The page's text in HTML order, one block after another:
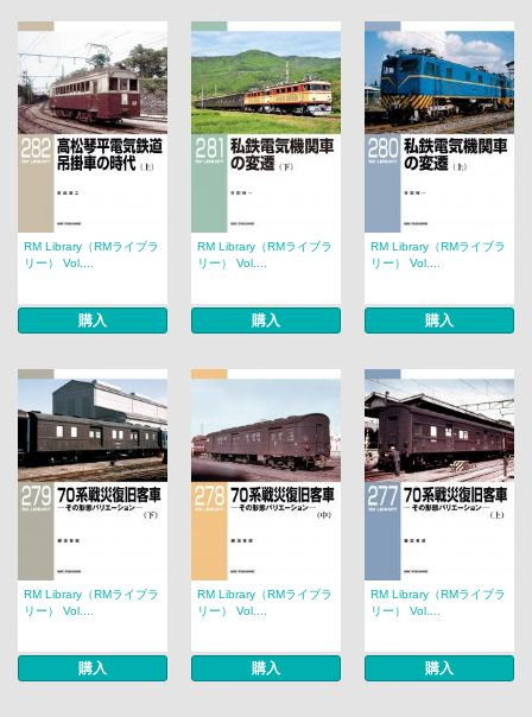
RM Library（RMライブラ
リー） Vol....
購入
RM Library（RMライブラ
リー） Vol....
購入
RM Library（RMライブラ
リー） Vol....
購入
RM Library（RMライブラ
リー） Vol....
購入
RM Library（RMライブラ
リー） Vol....
購入
RM Library（RMライブラ
リー） Vol....
購入